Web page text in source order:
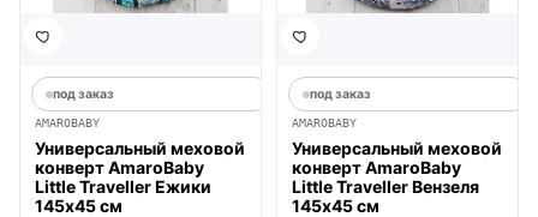
под заказ
AMAROBABY
Универсальный меховой
конверт AmaroBaby
Little Traveller Ежики
145х45 см
под заказ
AMAROBABY
Универсальный меховой
конверт AmaroBaby
Little Traveller Вензеля
145х45 см